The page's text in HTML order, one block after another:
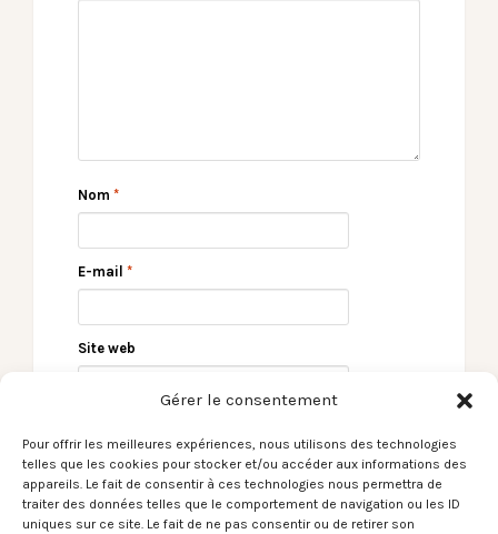
Gérer le consentement
Pour offrir les meilleures expériences, nous utilisons des technologies
telles que les cookies pour stocker et/ou accéder aux informations des
appareils. Le fait de consentir à ces technologies nous permettra de
traiter des données telles que le comportement de navigation ou les ID
uniques sur ce site. Le fait de ne pas consentir ou de retirer son
Nom *
E-mail *
Site web